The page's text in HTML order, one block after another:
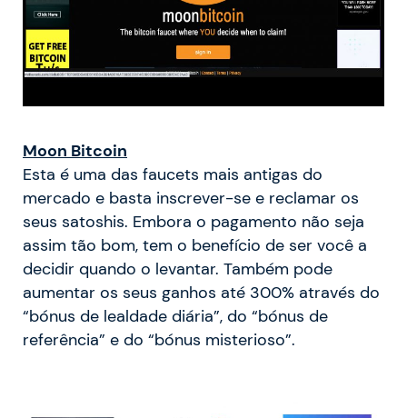
Moon Bitcoin
Esta é uma das faucets mais antigas do
mercado e basta inscrever-se e reclamar os
seus satoshis. Embora o pagamento não seja
assim tão bom, tem o benefício de ser você a
decidir quando o levantar. Também pode
aumentar os seus ganhos até 300% através do
“bónus de lealdade diária”, do “bónus de
referência” e do “bónus misterioso”.